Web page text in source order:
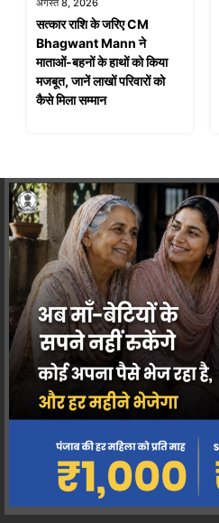
अगस्त 8, 2026
सत्कार राशि के जरिए CM
Bhagwant Mann ने
माताओं-बहनों के हाथों को किया
मजबूत, जानें लाखों परिवारों को
कैसे मिला सम्मान